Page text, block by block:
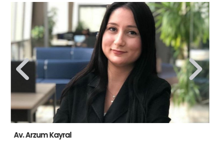
Av. Arzum Kayral